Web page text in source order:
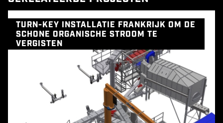
TURN-KEY INSTALLATIE FRANKRIJK OM DE
SCHONE ORGANISCHE STROOM TE
VERGISTEN